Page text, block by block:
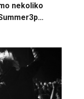
nekoliko